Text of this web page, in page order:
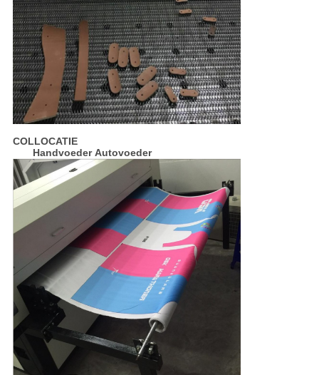
COLLOCATIE
Handvoeder Autovoeder